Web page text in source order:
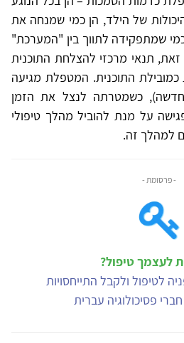
של הילד, הן כמי שמנחה את
שמתפקידה לתווך בין "המערכת"
זאת, תנאי מרכזי להצלחת התוכנית
התוכנית. המטפלת מגיעה
כשמטרתה לנצל את הזמן
על מנת להוביל מהלך טיפולי
למהלך זה.
- פרסומת -
לעצמך טיפול?
לטיפול ולקבל התייחסויות
פסיכולוגיה עברית